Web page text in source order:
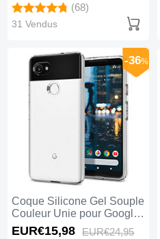
(68)
31 Vendus
Coque Silicone Gel Souple
Couleur Unie pour Google
Pixel 2 XL Blanc
-36%
EUR€15,98 EUR€24,95